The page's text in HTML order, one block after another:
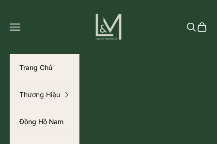
L&M Luxury Timepieces
Tìm kiếm
Giỏ
Trang Chủ
Thương Hiệu
Đồng Hồ Nam